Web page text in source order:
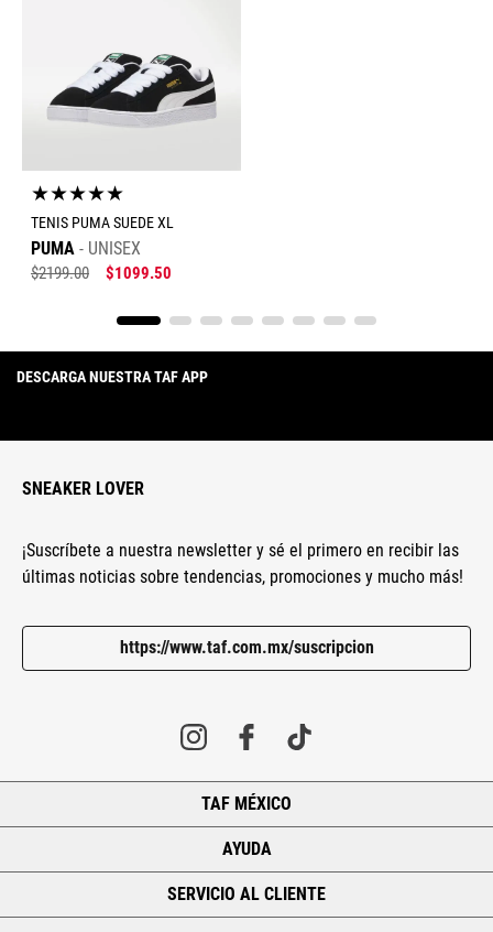
★★★★★
TENIS PUMA SUEDE XL
PUMA UNISEX
$2199.00 $1099.50
DESCARGA NUESTRA TAF APP
SNEAKER LOVER
¡Suscríbete a nuestra newsletter y sé el primero en recibir las
últimas noticias sobre tendencias, promociones y mucho más!
https://www.taf.com.mx/suscripcion
TAF MÉXICO
AYUDA
SERVICIO AL CLIENTE